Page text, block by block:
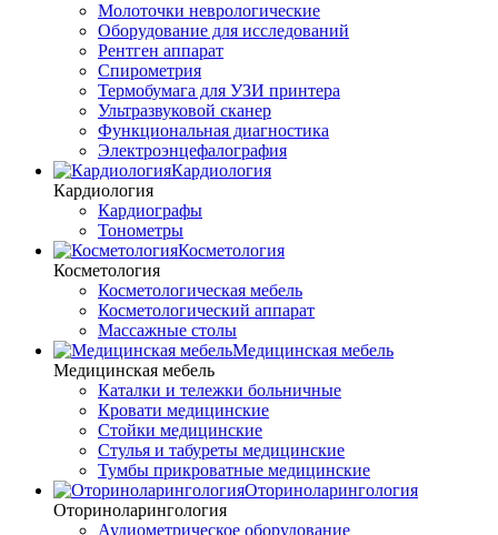
Молоточки неврологические
Оборудование для исследований
Рентген аппарат
Спирометрия
Термобумага для УЗИ принтера
Ультразвуковой сканер
Функциональная диагностика
Электроэнцефалография
Кардиология
Кардиология
Кардиографы
Тонометры
Косметология
Косметология
Косметологическая мебель
Косметологический аппарат
Массажные столы
Медицинская мебель
Медицинская мебель
Каталки и тележки больничные
Кровати медицинские
Стойки медицинские
Стулья и табуреты медицинские
Тумбы прикроватные медицинские
Оториноларингология
Оториноларингология
Аудиометрическое оборудование